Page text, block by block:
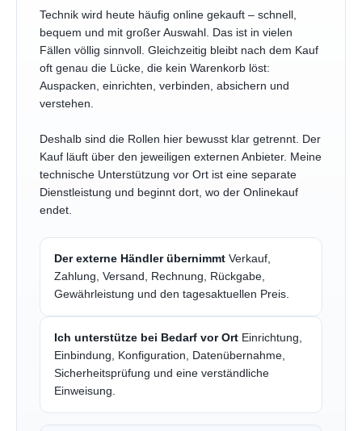
Technik wird heute häufig online gekauft – schnell,
bequem und mit großer Auswahl. Das ist in vielen
Fällen völlig sinnvoll. Gleichzeitig bleibt nach dem Kauf
oft genau die Lücke, die kein Warenkorb löst:
Auspacken, einrichten, verbinden, absichern und
verstehen.
Deshalb sind die Rollen hier bewusst klar getrennt. Der
Kauf läuft über den jeweiligen externen Anbieter. Meine
technische Unterstützung vor Ort ist eine separate
Dienstleistung und beginnt dort, wo der Onlinekauf
endet.
Der externe Händler übernimmt Verkauf,
Zahlung, Versand, Rechnung, Rückgabe,
Gewährleistung und den tagesaktuellen Preis.
Ich unterstütze bei Bedarf vor Ort Einrichtung,
Einbindung, Konfiguration, Datenübernahme,
Sicherheitsprüfung und eine verständliche
Einweisung.